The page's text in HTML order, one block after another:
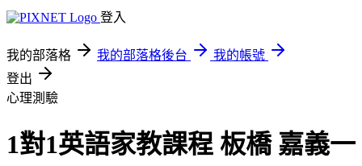
登入
我的部落格 我的部落格後台
我的帳號
登出
心理測驗
1對1英語家教課程 板橋 嘉義一